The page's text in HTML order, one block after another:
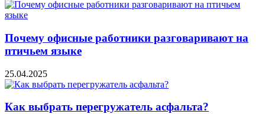
Почему офисные работники разговаривают на
птичьем языке
25.04.2025
Как выбрать перегружатель асфальта?